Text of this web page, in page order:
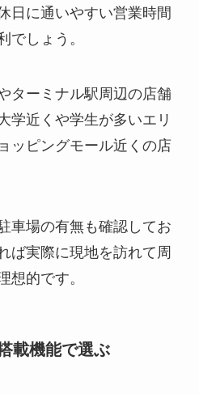
日に通いやすい営業時間
でしょう。
ターミナル駅周辺の店舗
学近くや学生が多いエリ
ッピングモール近くの店
車場の有無も確認してお
ば実際に現地を訪れて周
想的です。
載機能で選ぶ